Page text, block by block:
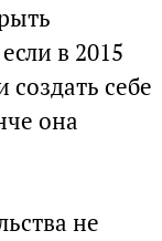
в 2015
создать себе
она
не